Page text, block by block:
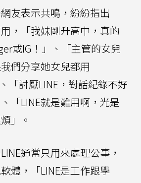
友表示共鳴，紛紛指出
，「我妹剛升高中，真的
或IG！」、「主管的女兒
們分享她女兒都用
「討厭LINE，對話紀錄不好
「LINE就是難用啊，光是
」。
通常只用來處理公事，
體，「LINE是工作跟學